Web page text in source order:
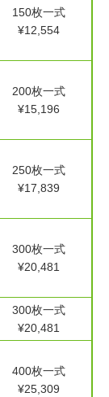
150枚一式
¥12,554
200枚一式
¥15,196
250枚一式
¥17,839
300枚一式
¥20,481
300枚一式
¥20,481
400枚一式
¥25,309